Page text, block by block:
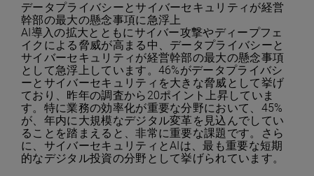
データプライバシーとサイバーセキュリティが経営
幹部の最大の懸念事項に急浮上
AI導入の拡大とともにサイバー攻撃やディープフェ
イクによる脅威が高まる中、データプライバシーと
サイバーセキュリティが経営幹部の最大の懸念事項
として急浮上しています。46%がデータプライバシ
ーとサイバーセキュリティを大きな脅威として挙げ
ており、昨年の調査から20ポイント上昇していま
す。特に業務の効率化が重要な分野において、45%
が、年内に大規模なデジタル変革を見込んでしてい
ることを踏まえると、非常に重要な課題です。さら
に、サイバーセキュリティとAIは、最も重要な短期
的なデジタル投資の分野として挙げられています。